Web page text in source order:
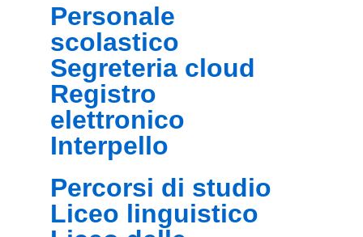
personale
scolastico
segreteria cloud
registro
elettronico
interpello
percorsi di studio
liceo linguistico